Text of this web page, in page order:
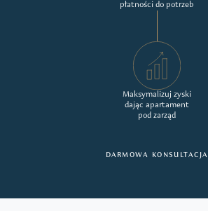
płatności do potrzeb
Maksymalizuj zyski
dając apartament
pod zarząd
DARMOWA KONSULTACJA